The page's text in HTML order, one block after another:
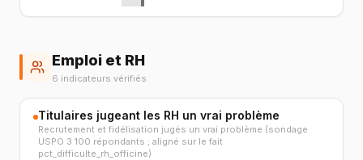
Emploi et RH
6 indicateurs vérifiés
Titulaires jugeant les RH un vrai problème
Recrutement et fidélisation jugés un vrai problème (sondage
USPO 3 100 répondants ; aligné sur le fait
pct_difficulte_rh_officine)